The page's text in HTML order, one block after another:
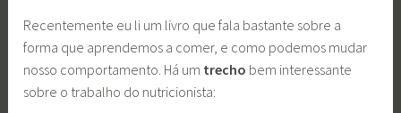
Recentemente eu li um livro que fala bastante sobre a
forma que aprendemos a comer, e como podemos mudar
nosso comportamento. Há um trecho bem interessante
sobre o trabalho do nutricionista: